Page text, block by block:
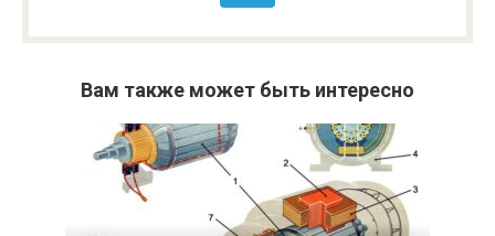
Вам также может быть интересно